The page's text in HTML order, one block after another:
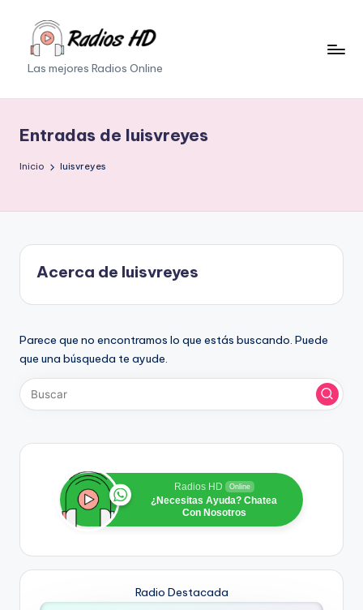
Saltar
contenidoLas mejores Radios Online
Entradas de luisvreyes
Inicio luisvreyes
Acerca de luisvreyes
Parece que no encontramos lo que estás buscando. Puede
que una búsqueda te ayude.
Radios HD Online
¿Necesitas Ayuda? Chatea
Con Nosotros
Radio Destacada